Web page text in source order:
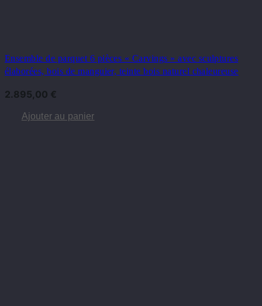
Ensemble de parquet 6 pièces « Carvings » avec sculptures
élaborées, bois de manguier, teinte bois naturel chaleureuse
2.895,00 €
Ajouter au panier